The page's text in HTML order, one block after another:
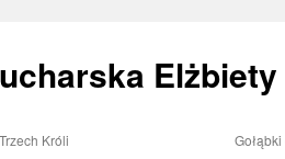
Elżbiety
Króli